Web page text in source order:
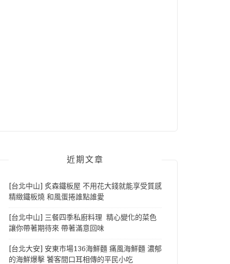
近期文章
[台北中山] 炙森鐵板屋 不用花大錢就能享受質感
精緻鐵板燒 和風蛋捲誰點誰愛
[台北中山] 三餐四季私廚料理 精心變化的菜色
讓你帶著期待來 帶著滿意回味
[台北大安] 安東市場136海鮮麵 痛風海鮮麵 濃郁
的海鮮爆擊 饕客間口耳相傳的平民小吃